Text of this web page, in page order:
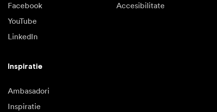
Facebook
YouTube
LinkedIn
Accesibilitate
Inspiratie
Ambasadori
Inspiratie